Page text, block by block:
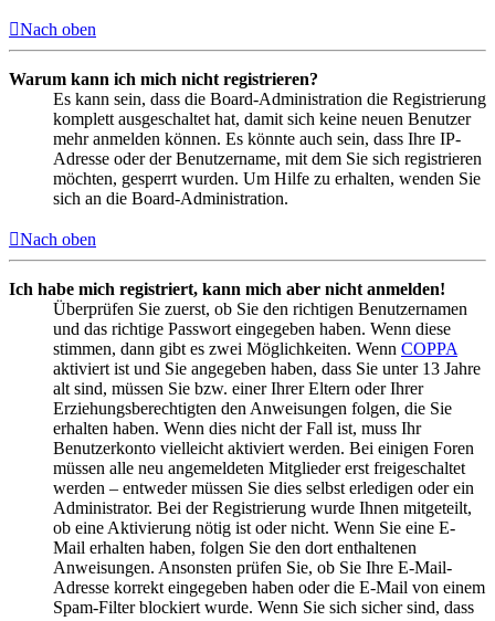
Nach oben
Warum kann ich mich nicht registrieren?
Es kann sein, dass die Board-Administration die Registrierung
komplett ausgeschaltet hat, damit sich keine neuen Benutzer
mehr anmelden können. Es könnte auch sein, dass Ihre IP-
Adresse oder der Benutzername, mit dem Sie sich registrieren
möchten, gesperrt wurden. Um Hilfe zu erhalten, wenden Sie
sich an die Board-Administration.
Nach oben
Ich habe mich registriert, kann mich aber nicht anmelden!
Überprüfen Sie zuerst, ob Sie den richtigen Benutzernamen
und das richtige Passwort eingegeben haben. Wenn diese
stimmen, dann gibt es zwei Möglichkeiten. Wenn COPPA
aktiviert ist und Sie angegeben haben, dass Sie unter 13 Jahre
alt sind, müssen Sie bzw. einer Ihrer Eltern oder Ihrer
Erziehungsberechtigten den Anweisungen folgen, die Sie
erhalten haben. Wenn dies nicht der Fall ist, muss Ihr
Benutzerkonto vielleicht aktiviert werden. Bei einigen Foren
müssen alle neu angemeldeten Mitglieder erst freigeschaltet
werden – entweder müssen Sie dies selbst erledigen oder ein
Administrator. Bei der Registrierung wurde Ihnen mitgeteilt,
ob eine Aktivierung nötig ist oder nicht. Wenn Sie eine E-
Mail erhalten haben, folgen Sie den dort enthaltenen
Anweisungen. Ansonsten prüfen Sie, ob Sie Ihre E-Mail-
Adresse korrekt eingegeben haben oder die E-Mail von einem
Spam-Filter blockiert wurde. Wenn Sie sich sicher sind, dass